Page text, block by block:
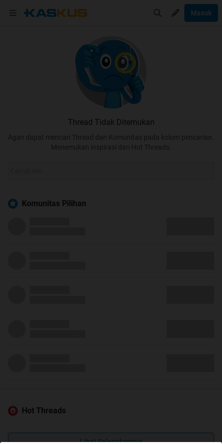
Masuk
Thread Tidak Ditemukan
Agan dapat mencari Thread dan Komunitas pada kolom pencarian.
Menemukan inspirasi dari Hot Threads.
Komunitas Pilihan
Hot Threads
Lihat Selengkapnya